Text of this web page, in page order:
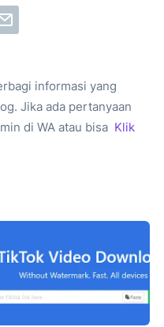
informasi yang
Jika ada pertanyaan
di WA atau bisa Klik